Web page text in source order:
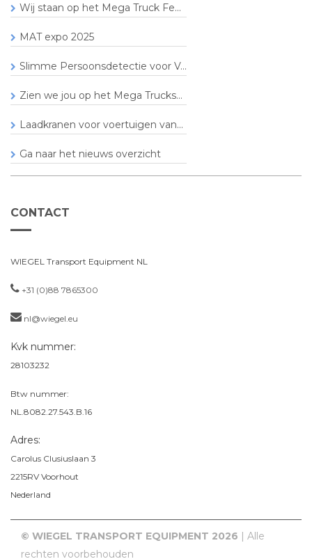
Wij staan op het Mega Truck Fe...
MAT expo 2025
Slimme Persoonsdetectie voor V...
Zien we jou op het Mega Trucks...
Laadkranen voor voertuigen van...
Ga naar het nieuws overzicht
CONTACT
WIEGEL Transport Equipment NL
+31 (0)88 7865300
nl@wiegel.eu
Kvk nummer:
28103232
Btw nummer:
NL.8082.27.543.B.16
Adres:
Carolus Clusiuslaan 3
2215RVVoorhout
Nederland
© WIEGEL TRANSPORT EQUIPMENT 2026 | Alle
rechten voorbehouden